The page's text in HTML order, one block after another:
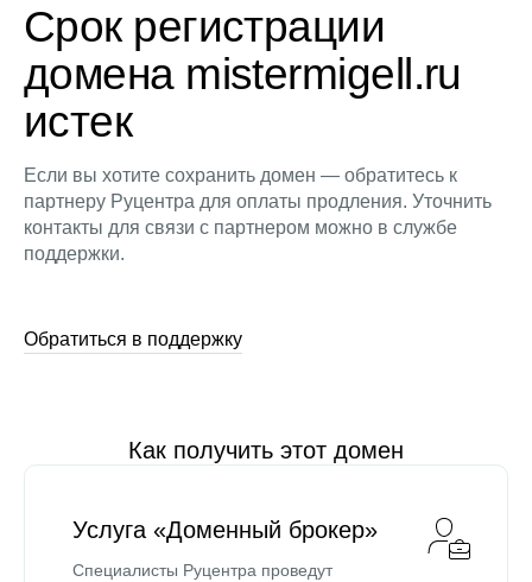
Срок регистрации
домена mistermigell.ru
истек
Если вы хотите сохранить домен — обратитесь к
партнеру Руцентра для оплаты продления. Уточнить
контакты для связи с партнером можно в службе
поддержки.
Обратиться в поддержку
Как получить этот домен
Услуга «Доменный брокер»
Специалисты Руцентра проведут